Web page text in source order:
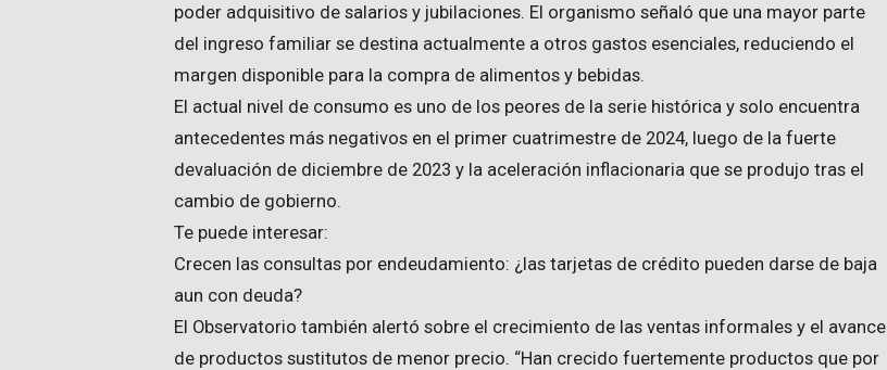
poder adquisitivo de salarios y jubilaciones. El organismo señaló que una mayor parte
del ingreso familiar se destina actualmente a otros gastos esenciales, reduciendo el
margen disponible para la compra de alimentos y bebidas.
El actual nivel de consumo es uno de los peores de la serie histórica y solo encuentra
antecedentes más negativos en el primer cuatrimestre de 2024, luego de la fuerte
devaluación de diciembre de 2023 y la aceleración inflacionaria que se produjo tras el
cambio de gobierno.
Te puede interesar:
Crecen las consultas por endeudamiento: ¿las tarjetas de crédito pueden darse de baja
aun con deuda?
El Observatorio también alertó sobre el crecimiento de las ventas informales y el avance
de productos sustitutos de menor precio. “Han crecido fuertemente productos que por